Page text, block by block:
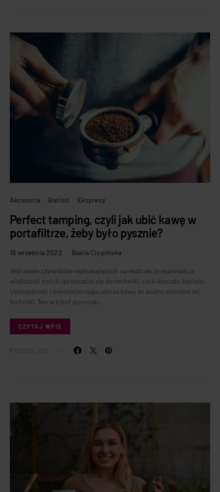
Akcesoria Bariści Ekspresy
Perfect tamping, czyli jak ubić kawę w
portafiltrze, żeby było pysznie?
16 września 2022 Basia Ciupińska
Jest wiele czynników wpływających na ekstrakcję espresso, a
większość z nich sprowadza się do techniki, czyli kunsztu baristy.
Umiejętność równomiernego ubicia kawy to ważny element tej
techniki. Ten artykuł powstał…
CZYTAJ WPIS